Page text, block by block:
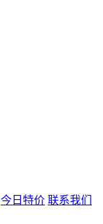
今日特价 联系我们